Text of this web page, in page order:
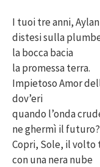
I tuoi tre anni, Aylan
distesi sulla
la bocca bacia
la promessa terra.
Impietoso Amor
dov’eri
quando l’onda
ne ghermì il futuro?
Copri, Sole, il volto
con una nera nube